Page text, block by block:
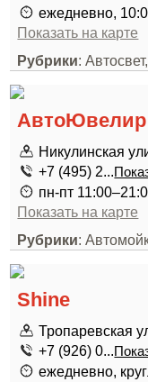
ежедневно,
Показать на карте
Рубрики:
АвтоЮвелир
Никулинская
+7 (495) 2...
пн-пт
Показать на карте
Рубрики:
Shine
Тропаревская
+7 (926) 0...
ежедневно,